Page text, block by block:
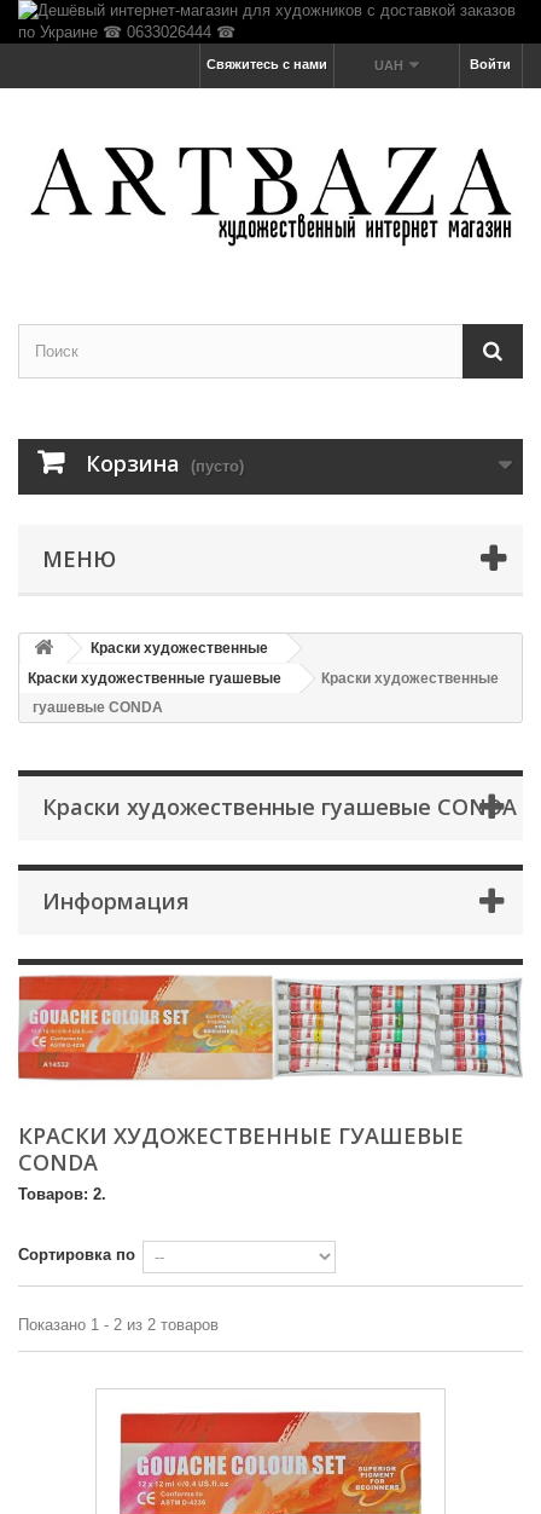
Войти
UAH
Свяжитесь с нами
Корзина (пусто)
МЕНЮ
Краски художественные
Краски художественные гуашевые
Краски художественные
гуашевые CONDA
Краски художественные гуашевые CONDA
Информация
КРАСКИ ХУДОЖЕСТВЕННЫЕ ГУАШЕВЫЕ
CONDA
Товаров: 2.
Сортировка по
Показано 1 - 2 из 2 товаров